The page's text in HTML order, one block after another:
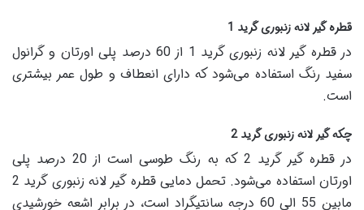
قطره گیر لانه زنبوری گرید 1
در قطره گیر لانه زنبوری گرید 1 از 60 درصد پلی اورتان و گرانول
سفید رنگ استفاده می‌شود که دارای انعطاف و طول عمر بیشتری
است.
چکه گیر لانه زنبوری گرید 2
در قطره گیر گرید 2 که به رنگ طوسی است از 20 درصد پلی
اورتان استفاده می‌شود. تحمل دمایی قطره گیر لانه زنبوری گرید 2
مابین 55 الی 60 درجه سانتیگراد است، در برابر اشعه خورشیدی